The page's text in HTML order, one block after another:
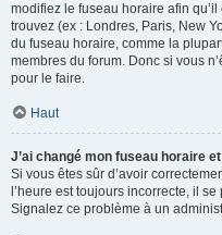
modifiez le fuseau horaire afin
trouvez (ex : Londres, Paris, New
du fuseau horaire, comme la
membres du forum. Donc si vous
pour le faire.
Haut
J’ai changé mon fuseau horaire
Si vous êtes sûr d’avoir
l’heure est toujours incorrecte, il
Signalez ce problème à un